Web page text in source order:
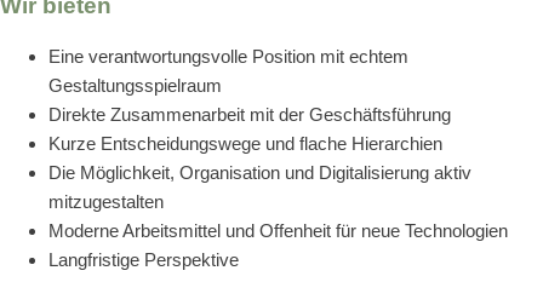
Wir bieten
Eine verantwortungsvolle Position mit echtem
Gestaltungsspielraum
Direkte Zusammenarbeit mit der Geschäftsführung
Kurze Entscheidungswege und flache Hierarchien
Die Möglichkeit, Organisation und Digitalisierung aktiv
mitzugestalten
Moderne Arbeitsmittel und Offenheit für neue Technologien
Langfristige Perspektive